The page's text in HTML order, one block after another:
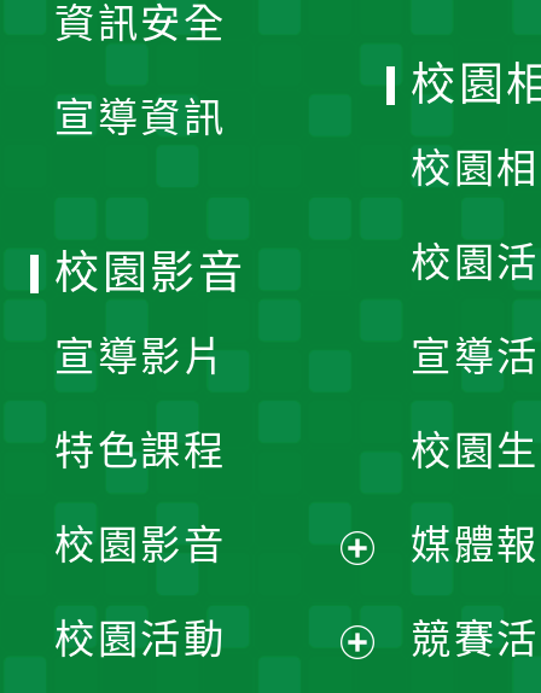
資訊安全
宣導資訊
校園
校園
校園
宣導
校園
媒體
競賽
校園影音
宣導影片
特色課程
校園影音
開
校園活動